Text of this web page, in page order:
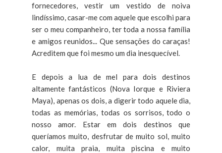
fornecedores, vestir um vestido de noiva
lindíssimo, casar-me com aquele que escolhi para
ser o meu companheiro, ter toda a nossa família
e amigos reunidos... Que sensações do caraças!
Acreditem que foi mesmo um dia inesquecível.
E depois a lua de mel para dois destinos
altamente fantásticos (Nova Iorque e Riviera
Maya), apenas os dois, a digerir todo aquele dia,
todas as memórias, todas os sorrisos, todo o
nosso amor. Estar em dois destinos que
queríamos muito, desfrutar de muito sol, muito
calor, muita praia, muita piscina e muito